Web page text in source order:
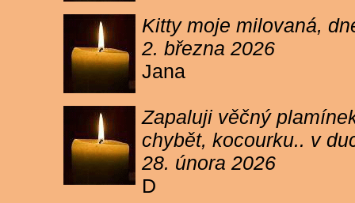
Kitty moje milovaná,
2. března 2026
Jana
Zapaluji věčný
chybět, kocourku.. v
28. února 2026
D